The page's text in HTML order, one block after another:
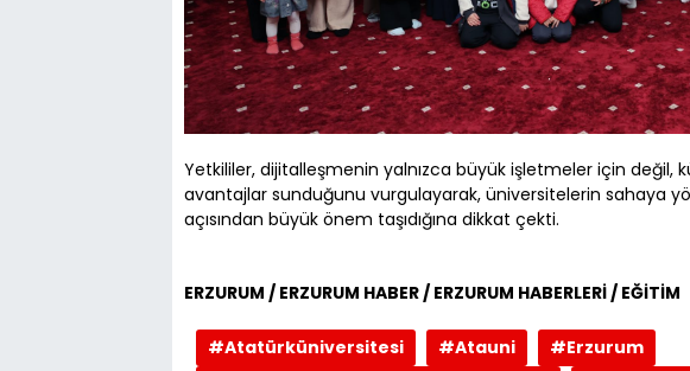
Yetkililer, dijitalleşmenin yalnızca büyük işletmeler için değil,
avantajlar sunduğunu vurgulayarak, üniversitelerin sahaya
açısından büyük önem taşıdığına dikkat çekti.
ERZURUM / ERZURUM HABER / ERZURUM HABERLERİ / EĞİTİM
#Atatürküniversitesi #Atauni
#Erzurum